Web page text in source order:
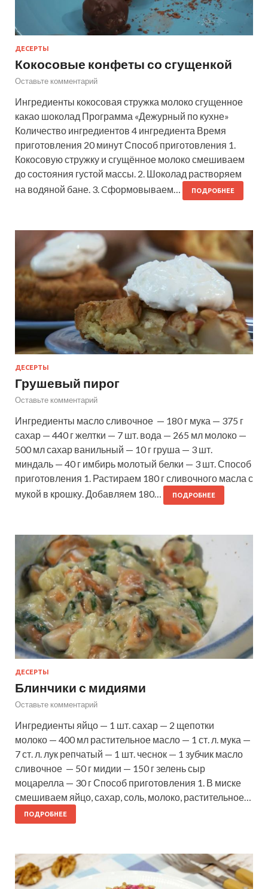
ДЕСЕРТЫ
Кокосовые конфеты со сгущенкой
Оставьте комментарий
Ингредиенты кокосовая стружка молоко сгущенное
какао шоколад Программа «Дежурный по кухне»
Количество ингредиентов 4 ингредиента Время
приготовления 20 минут Способ приготовления 1.
Кокосовую стружку и сгущённое молоко смешиваем
до состояния густой массы. 2. Шоколад растворяем
на водяной бане. 3. Cформовываем…
ПОДРОБНЕЕ
ДЕСЕРТЫ
Грушевый пирог
Оставьте комментарий
Ингредиенты масло сливочное — 180 г мука — 375 г
сахар — 440 г желтки — 7 шт. вода — 265 мл молоко —
500 мл сахар ванильный — 10 г груша — 3 шт.
миндаль — 40 г имбирь молотый белки — 3 шт. Способ
приготовления 1. Растираем 180 г сливочного масла с
мукой в крошку. Добавляем 180…
ПОДРОБНЕЕ
ДЕСЕРТЫ
Блинчики с мидиями
Оставьте комментарий
Ингредиенты яйцо — 1 шт. сахар — 2 щепотки
молоко — 400 мл растительное масло — 1 ст. л. мука —
7 ст. л. лук репчатый — 1 шт. чеснок — 1 зубчик масло
сливочное — 50 г мидии — 150 г зелень сыр
моцарелла — 30 г Способ приготовления 1. В миске
смешиваем яйцо, сахар, соль, молоко, растительное…
ПОДРОБНЕЕ